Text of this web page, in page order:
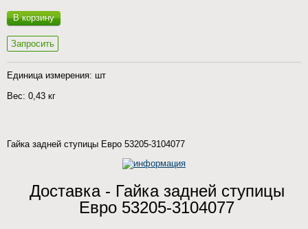
В корзину
Запросить
Единица измерения: шт
Вес: 0,43 кг
Гайка задней ступицы Евро 53205-3104077
Доставка - Гайка задней ступицы
Евро 53205-3104077